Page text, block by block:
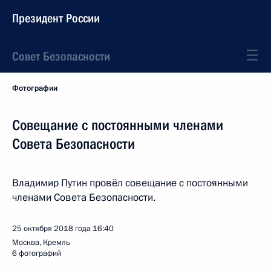
Президент России
Совет Безопасности
Фотографии
Совещание с постоянными членами
Совета Безопасности
Владимир Путин провёл совещание с постоянными
членами Совета Безопасности.
25 октября 2018 года 16:40
Москва, Кремль
6 фотографий